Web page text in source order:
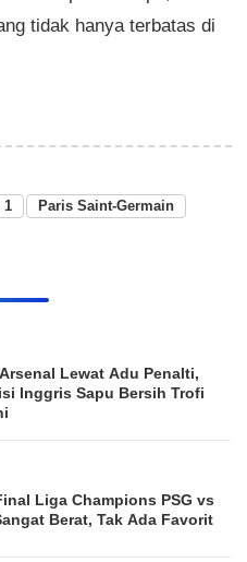
tidak hanya terbatas di
1
Paris Saint-Germain
Lewat Adu Penalti,
Inggris Sapu Bersih Trofi
Liga Champions PSG vs
Berat, Tak Ada Favorit